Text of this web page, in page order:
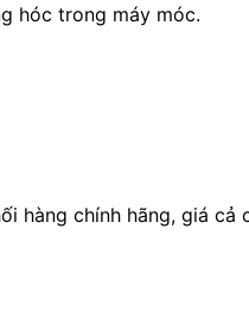
hóc trong máy móc.
hàng chính hãng, giá